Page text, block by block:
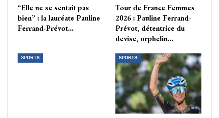
“Elle ne se sentait pas
bien” : la lauréate Pauline
Ferrand-Prévot…
Tour de France Femmes
2026 : Pauline Ferrand-
Prévot, détentrice du
devise, orphelin…
SPORTS SPORTS